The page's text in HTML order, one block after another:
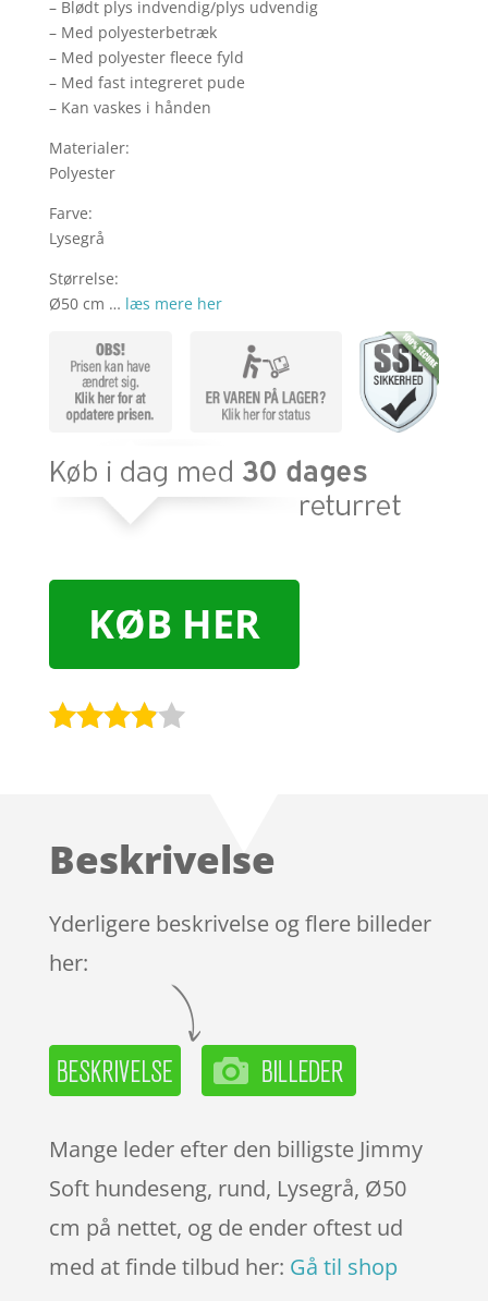
– Blødt plys indvendig/plys udvendig
– Med polyesterbetræk
– Med polyester fleece fyld
– Med fast integreret pude
– Kan vaskes i hånden
Materialer:
Polyester
Farve:
Lysegrå
Størrelse:
Ø50 cm … læs mere her
KØB HER
på
ømmels
er
Beskrivelse
Yderligere beskrivelse og flere billeder
her:
Mange leder efter den billigste Jimmy
Soft hundeseng, rund, Lysegrå, Ø50
cm på nettet, og de ender oftest ud
med at finde tilbud her: Gå til shop